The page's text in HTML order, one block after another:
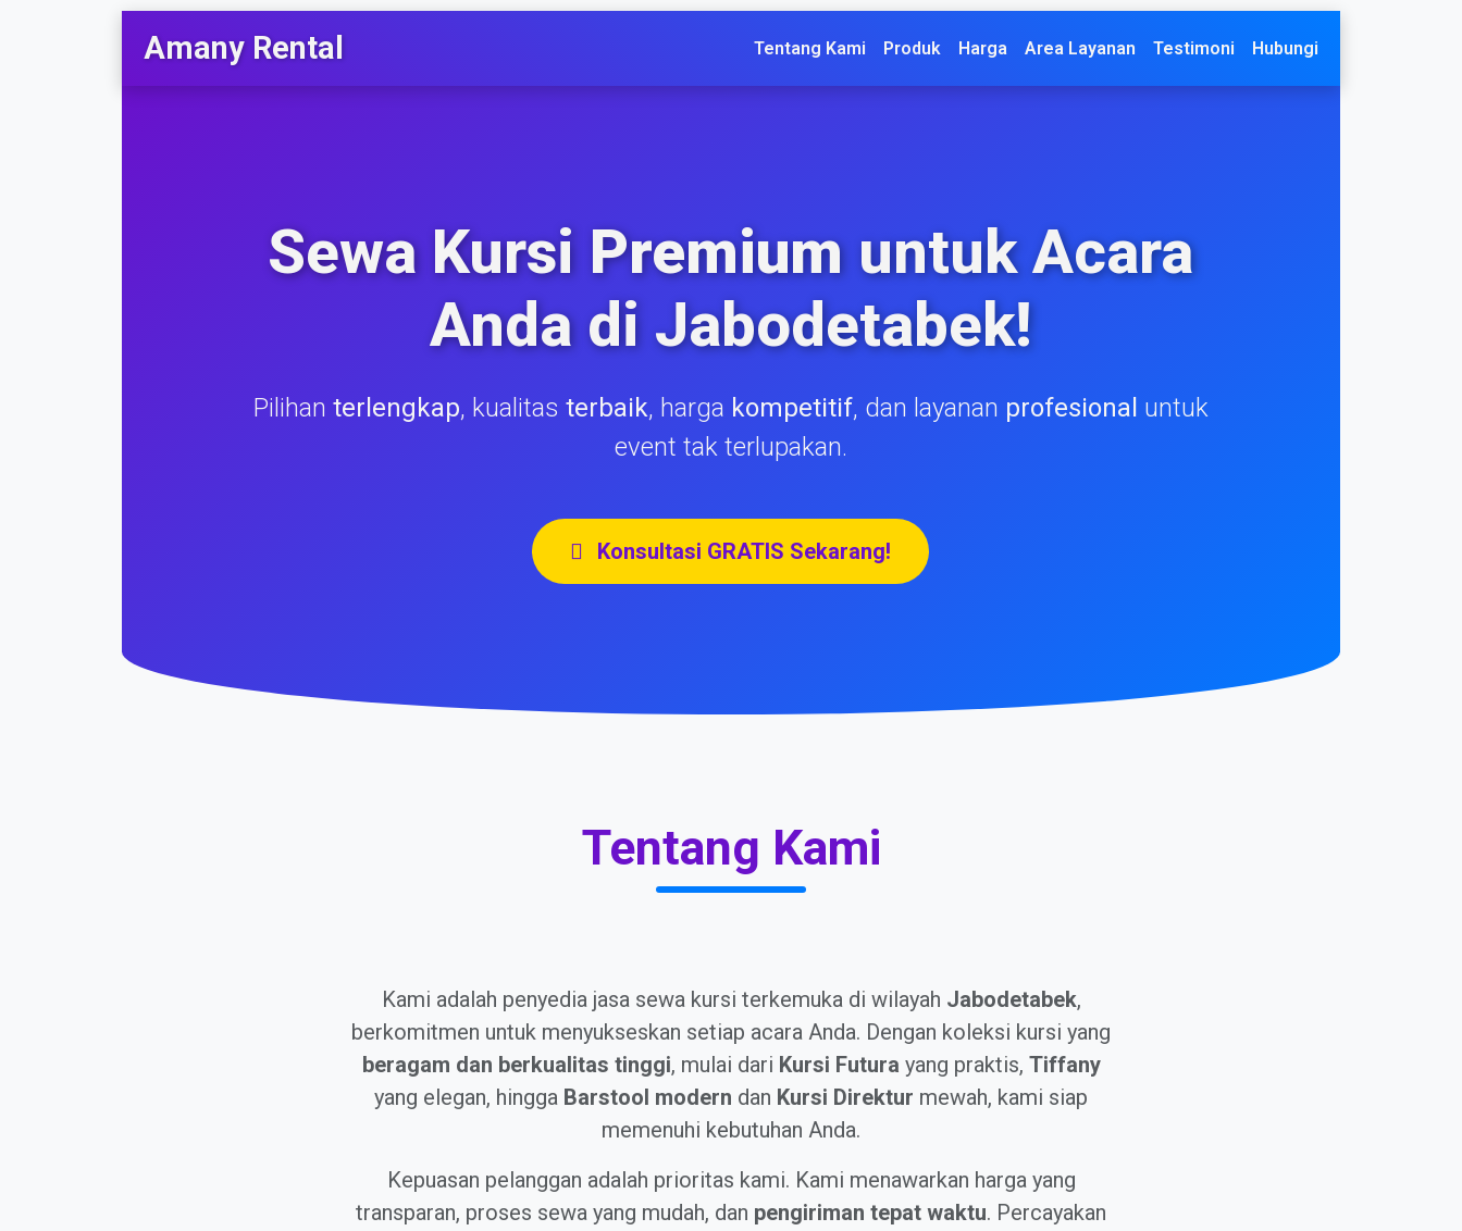
Amany Rental Tentang Kami Produk Harga Area Layanan Testimoni Hubungi
Sewa Kursi Premiumuntuk Acara
Anda di Jabodetabek!
Pilihan terlengkap, kualitas terbaik, harga kompetitif, dan layanan profesional untuk
event tak terlupakan.
Konsultasi GRATIS Sekarang!
Tentang Kami
Kami adalah penyedia jasa sewa kursi terkemuka di wilayah Jabodetabek,
berkomitmen untuk menyukseskan setiap acara Anda. Dengan koleksi kursi yang
beragam dan berkualitas tinggi, mulai dari Kursi Futura yang praktis, Tiffany
yang elegan, hingga Barstool modern dan Kursi Direktur mewah, kami siap
memenuhi kebutuhan Anda.
Kepuasan pelanggan adalah prioritas kami. Kami menawarkan harga yang
transparan, proses sewa yang mudah, dan pengiriman tepat waktu. Percayakan